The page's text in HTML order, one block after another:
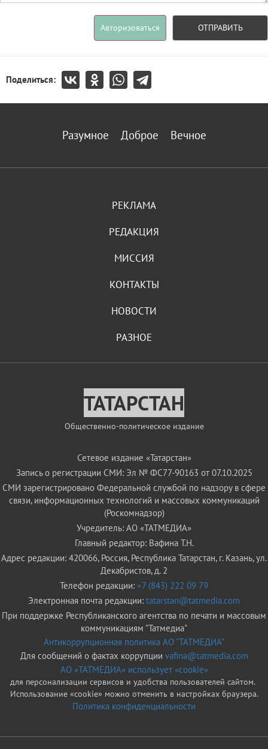
Авторизоваться ОТПРАВИТЬ
Поделиться:
Разумное Доброе Вечное
РЕКЛАМА
РЕДАКЦИЯ
МИССИЯ
КОНТАКТЫ
НОВОСТИ
РАЗНОЕ
ТАТАРСТАН
Общественно-политическое издание
Сетевое издание «Татарстан»
Запись о регистрации СМИ: Эл № ФС77-90163 от 07.10.2025
СМИ зарегистрировано Федеральной службой по надзору в сфере
связи, информационных технологий и массовых коммуникаций
(Роскомнадзор)
Учредитель: АО «ТАТМЕДИА»
Главный редактор: Вафина Т.Н.
Адрес редакции: 420066, Россия, Республика Татарстан, г. Казань, ул.
Декабристов, д. 2
Телефон редакции: +7 (843) 222 09 79
Электронная почта редакции: tatarstan@tatmedia.com
При поддержке Республиканского агентства по печати и массовым
коммуникациям "Татмедиа"
Антикоррупционная политика АО "ТАТМЕДИА"
Для сообщений о фактах коррупции vafina@tatmedia.com
АО «ТАТМЕДИА» использует «cookie»
для персонализации сервисов и удобства пользователей сайтом.
Использование «cookie» можно отменить в настройках браузера.
Политика конфиденциальности